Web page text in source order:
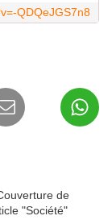
QDQeJGS7n8